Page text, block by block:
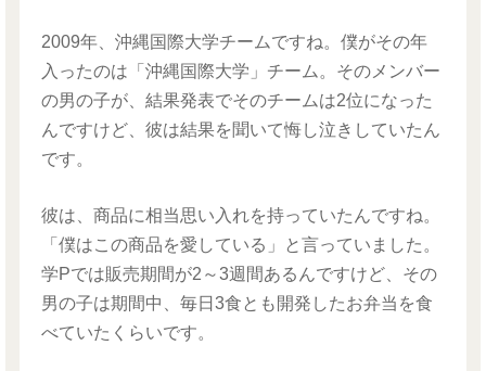
2009年、沖縄国際大学チームですね。僕がその年
入ったのは「沖縄国際大学」チーム。そのメンバー
の男の子が、結果発表でそのチームは2位になった
んですけど、彼は結果を聞いて悔し泣きしていたん
です。
彼は、商品に相当思い入れを持っていたんですね。
「僕はこの商品を愛している」と言っていました。
学Pでは販売期間が2～3週間あるんですけど、その
男の子は期間中、毎日3食とも開発したお弁当を食
べていたくらいです。